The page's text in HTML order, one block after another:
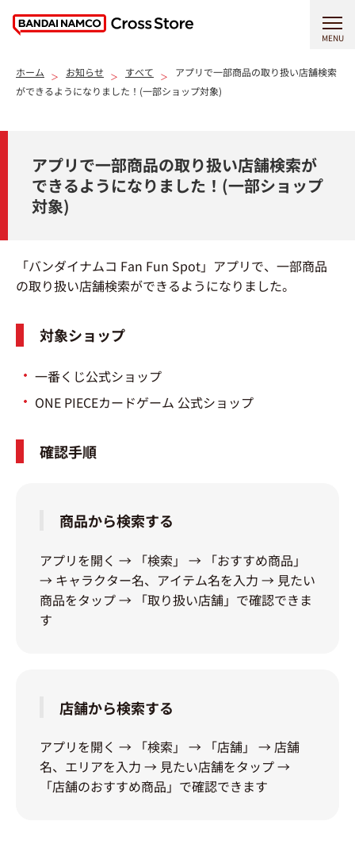
MENU
ホーム お知らせ すべて
アプリで一部商品の取り扱い店舗検索
ができるようになりました！(一部ショップ対象)
アプリで一部商品の取り扱い店舗検索が
できるようになりました！(一部ショップ
対象)
「バンダイナムコ Fan Fun Spot」アプリで、一部商品
の取り扱い店舗検索ができるようになりました。
対象ショップ
一番くじ公式ショップ
ONE PIECEカードゲーム 公式ショップ
確認手順
商品から検索する
アプリを開く → 「検索」 → 「おすすめ商品」
→ キャラクター名、アイテム名を入力 → 見たい
商品をタップ → 「取り扱い店舗」で確認できま
す
店舗から検索する
アプリを開く → 「検索」 → 「店舗」 → 店舗
名、エリアを入力 → 見たい店舗をタップ →
「店舗のおすすめ商品」で確認できます